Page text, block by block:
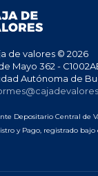
de valores © 2026
Mayo 362 -
Autónoma de
Depositario Central de
y Pago, registrado bajo